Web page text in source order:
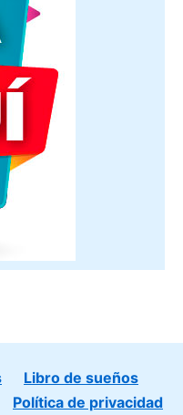
Libro de sueños
Política de privacidad